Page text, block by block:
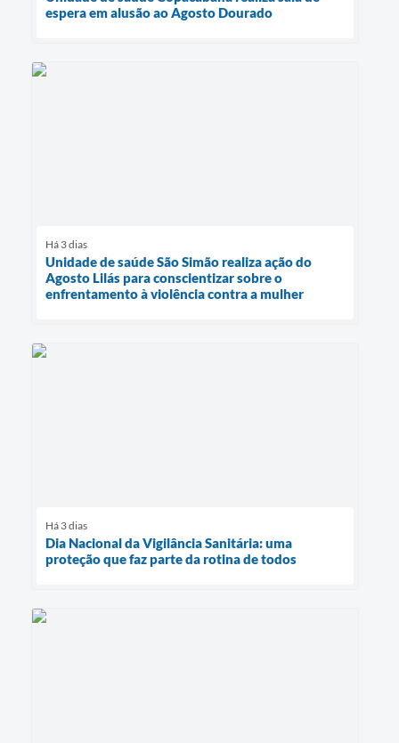
espera em alusão ao Agosto Dourado
Há 3 dias
Unidade de saúde São Simão realiza ação do
Agosto Lilás para conscientizar sobre o
enfrentamento à violência contra a mulher
Há 3 dias
Dia Nacional da Vigilância Sanitária: uma
proteção que faz parte da rotina de todos